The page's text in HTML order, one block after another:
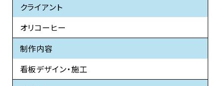
クライアント
オリコーヒー
制作内容
看板デザイン・施工